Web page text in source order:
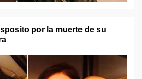
por la muerte de su